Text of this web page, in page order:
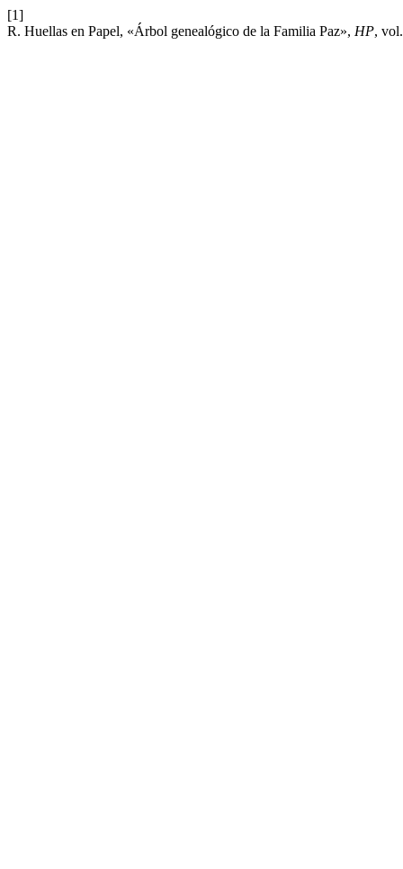
[1]
R. Huellas en Papel, «Árbol genealógico de la Familia Paz», HP,